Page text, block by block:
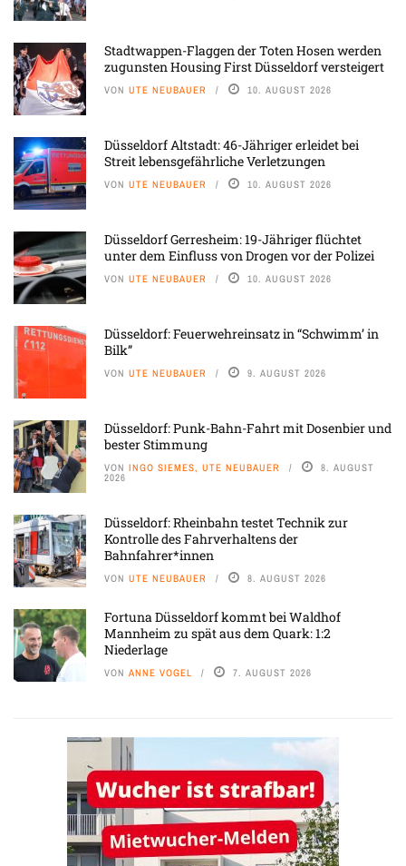
Stadtwappen-Flaggen der Toten Hosen werden
zugunsten Housing First Düsseldorf versteigert
VON UTE NEUBAUER 10. AUGUST 2026
Düsseldorf Altstadt: 46-Jähriger erleidet bei
Streit lebensgefährliche Verletzungen
VON UTE NEUBAUER 10. AUGUST 2026
Düsseldorf Gerresheim: 19-Jähriger flüchtet
unter dem Einfluss von Drogen vor der Polizei
VON UTE NEUBAUER 10. AUGUST 2026
Düsseldorf: Feuerwehreinsatz in “Schwimm’ in
Bilk”
VON UTE NEUBAUER 9. AUGUST 2026
Düsseldorf: Punk-Bahn-Fahrt mit Dosenbier und
bester Stimmung
VON INGO SIEMES, UTE NEUBAUER 8. AUGUST
2026
Düsseldorf: Rheinbahn testet Technik zur
Kontrolle des Fahrverhaltens der
Bahnfahrer*innen
VON UTE NEUBAUER 8. AUGUST 2026
Fortuna Düsseldorf kommt bei Waldhof
Mannheim zu spät aus dem Quark: 1:2
Niederlage
VON ANNE VOGEL 7. AUGUST 2026